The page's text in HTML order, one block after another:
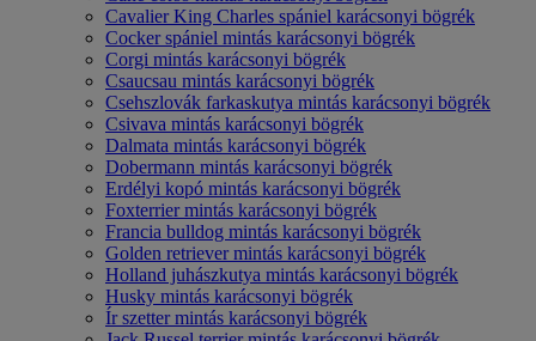
Cavalier King Charles spániel karácsonyi bögrék
Cocker spániel mintás karácsonyi bögrék
Corgi mintás karácsonyi bögrék
Csaucsau mintás karácsonyi bögrék
Csehszlovák farkaskutya mintás karácsonyi bögrék
Csivava mintás karácsonyi bögrék
Dalmata mintás karácsonyi bögrék
Dobermann mintás karácsonyi bögrék
Erdélyi kopó mintás karácsonyi bögrék
Foxterrier mintás karácsonyi bögrék
Francia bulldog mintás karácsonyi bögrék
Golden retriever mintás karácsonyi bögrék
Holland juhászkutya mintás karácsonyi bögrék
Husky mintás karácsonyi bögrék
Ír szetter mintás karácsonyi bögrék